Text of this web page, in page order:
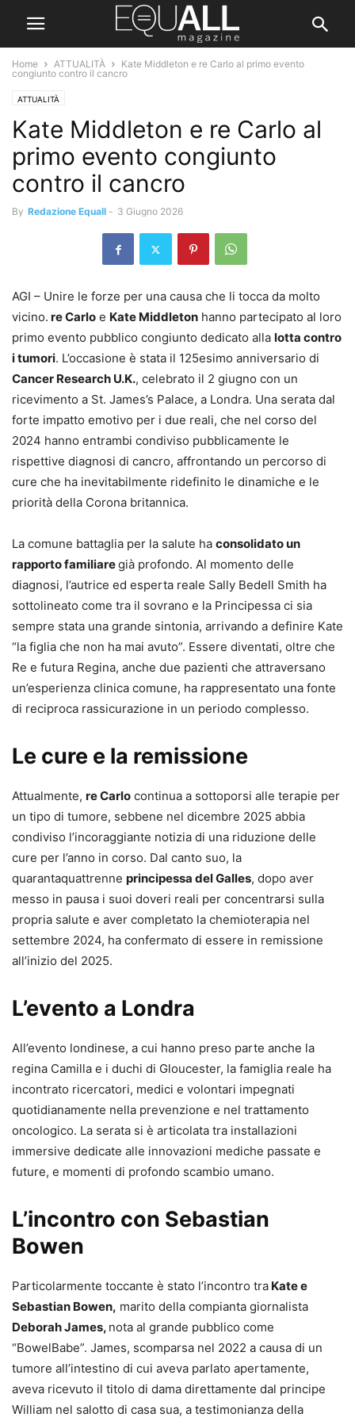
Home ATTUALITÀ
Kate Middleton e re Carlo al primo evento
congiunto contro il cancro
ATTUALITÀ
Kate Middleton e re Carlo al
primo evento congiunto
contro il cancro
By Redazione Equall - 3 Giugno 2026
AGI – Unire le forze per una causa che li tocca da molto
vicino. re Carlo e Kate Middleton hanno partecipato al loro
primo evento pubblico congiunto dedicato alla lotta contro
i tumori. L’occasione è stata il 125esimo anniversario di
Cancer Research U.K., celebrato il 2 giugno con un
ricevimento a St. James’s Palace, a Londra. Una serata dal
forte impatto emotivo per i due reali, che nel corso del
2024 hanno entrambi condiviso pubblicamente le
rispettive diagnosi di cancro, affrontando un percorso di
cure che ha inevitabilmente ridefinito le dinamiche e le
priorità della Corona britannica.
La comune battaglia per la salute ha consolidato un
rapporto familiaregià profondo. Al momento delle
diagnosi, l’autrice ed esperta reale Sally Bedell Smith ha
sottolineato come tra il sovrano e la Principessa ci sia
sempre stata una grande sintonia, arrivando a definire Kate
“la figlia che non ha mai avuto”. Essere diventati, oltre che
Re e futura Regina, anche due pazienti che attraversano
un’esperienza clinica comune, ha rappresentato una fonte
di reciproca rassicurazione in un periodo complesso.
Le cure e la remissione
Attualmente, re Carlo continua a sottoporsi alle terapie per
un tipo di tumore, sebbene nel dicembre 2025 abbia
condiviso l’incoraggiante notizia di una riduzione delle
cure per l’anno in corso. Dal canto suo, la
quarantaquattrenne principessa del Galles, dopo aver
messo in pausa i suoi doveri reali per concentrarsi sulla
propria salute e aver completato la chemioterapia nel
settembre 2024, ha confermato di essere in remissione
all’inizio del 2025.
L’evento a Londra
All’evento londinese, a cui hanno preso parte anche la
regina Camilla e i duchi di Gloucester, la famiglia reale ha
incontrato ricercatori, medici e volontari impegnati
quotidianamente nella prevenzione e nel trattamento
oncologico. La serata si è articolata tra installazioni
immersive dedicate alle innovazioni mediche passate e
future, e momenti di profondo scambio umano.
L’incontro con Sebastian
Bowen
Particolarmente toccante è stato l’incontro tra Kate e
Sebastian Bowen, marito della compianta giornalista
Deborah James, nota al grande pubblico come
“BowelBabe”. James, scomparsa nel 2022 a causa di un
tumore all’intestino di cui aveva parlato apertamente,
aveva ricevuto il titolo di dama direttamente dal principe
William nel salotto di casa sua, a testimonianza della